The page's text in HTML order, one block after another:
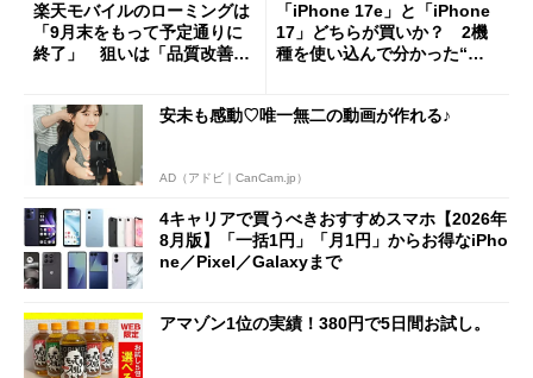
楽天モバイルのローミングは
「9月末をもって予定通りに
終了」 狙いは「品質改善」
も
「iPhone 17e」と「iPhone
17」どちらが買いか？ 2機
種を使い込んで分かった“ス
安未も感動♡唯一無二の動画が作れる♪
AD（アドビ｜CanCam.jp）
4キャリアで買うべきおすすめスマホ【2026年
8月版】「一括1円」「月1円」からお得なiPho
ne／Pixel／Galaxyまで
アマゾン1位の実績！380円で5日間お試し。